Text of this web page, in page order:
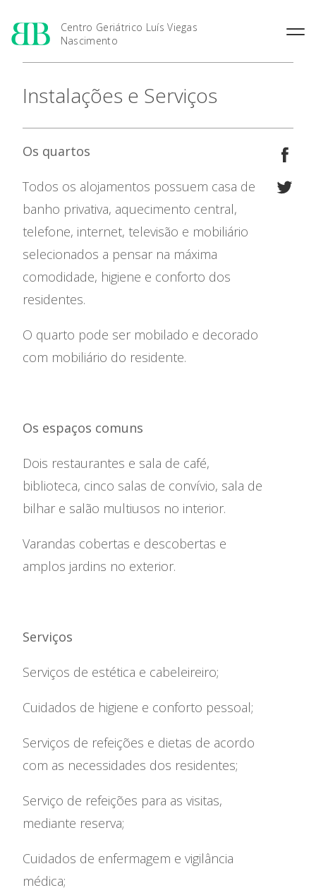
Centro Geriátrico Luís Viegas
Nascimento
O Centro Geriátrico
Intervenção e Dinâmica
Candidatura
Instalações e Serviços
Os quartos
Todos os alojamentos possuem casa de
banho privativa, aquecimento central,
telefone, internet, televisão e mobiliário
selecionados a pensar na máxima
comodidade, higiene e conforto dos
residentes.
O quarto pode ser mobilado e decorado
com mobiliário do residente.
Os espaços comuns
Dois restaurantes e sala de café,
biblioteca, cinco salas de convívio, sala de
bilhar e salão multiusos no interior.
Varandas cobertas e descobertas e
amplos jardins no exterior.
Serviços
Serviços de estética e cabeleireiro;
Cuidados de higiene e conforto pessoal;
Serviços de refeições e dietas de acordo
com as necessidades dos residentes;
Serviço de refeições para as visitas,
mediante reserva;
Cuidados de enfermagem e vigilância
médica;